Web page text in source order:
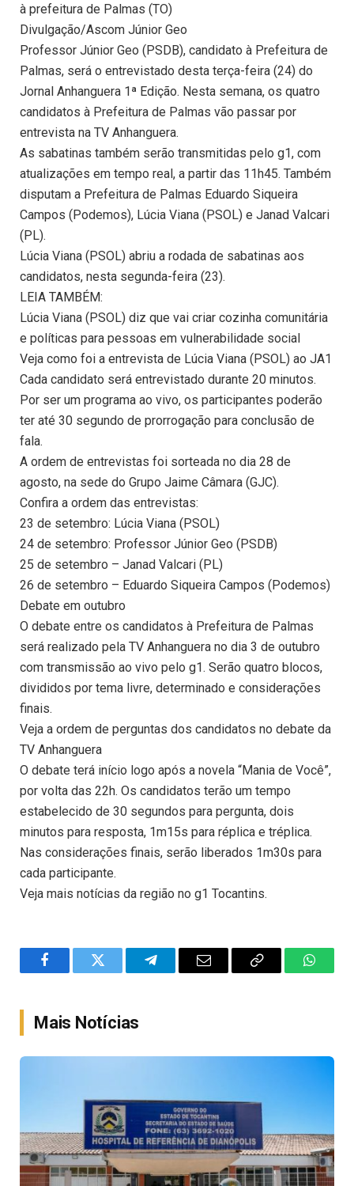
à prefeitura de Palmas (TO)
Divulgação/Ascom Júnior Geo
Professor Júnior Geo (PSDB), candidato à Prefeitura de
Palmas, será o entrevistado desta terça-feira (24) do
Jornal Anhanguera 1ª Edição. Nesta semana, os quatro
candidatos à Prefeitura de Palmas vão passar por
entrevista na TV Anhanguera.
As sabatinas também serão transmitidas pelo g1, com
atualizações em tempo real, a partir das 11h45. Também
disputam a Prefeitura de Palmas Eduardo Siqueira
Campos (Podemos), Lúcia Viana (PSOL) e Janad Valcari
(PL).
Lúcia Viana (PSOL) abriu a rodada de sabatinas aos
candidatos, nesta segunda-feira (23).
LEIA TAMBÉM:
Lúcia Viana (PSOL) diz que vai criar cozinha comunitária
e políticas para pessoas em vulnerabilidade social
Veja como foi a entrevista de Lúcia Viana (PSOL) ao JA1
Cada candidato será entrevistado durante 20 minutos.
Por ser um programa ao vivo, os participantes poderão
ter até 30 segundo de prorrogação para conclusão de
fala.
A ordem de entrevistas foi sorteada no dia 28 de
agosto, na sede do Grupo Jaime Câmara (GJC).
Confira a ordem das entrevistas:
23 de setembro: Lúcia Viana (PSOL)
24 de setembro: Professor Júnior Geo (PSDB)
25 de setembro – Janad Valcari (PL)
26 de setembro – Eduardo Siqueira Campos (Podemos)
Debate em outubro
O debate entre os candidatos à Prefeitura de Palmas
será realizado pela TV Anhanguera no dia 3 de outubro
com transmissão ao vivo pelo g1. Serão quatro blocos,
divididos por tema livre, determinado e considerações
finais.
Veja a ordem de perguntas dos candidatos no debate da
TV Anhanguera
O debate terá início logo após a novela “Mania de Você”,
por volta das 22h. Os candidatos terão um tempo
estabelecido de 30 segundos para pergunta, dois
minutos para resposta, 1m15s para réplica e tréplica.
Nas considerações finais, serão liberados 1m30s para
cada participante.
Veja mais notícias da região no g1 Tocantins.
FacebookTwitter TelegramEmail
Copy
Mais Notícias